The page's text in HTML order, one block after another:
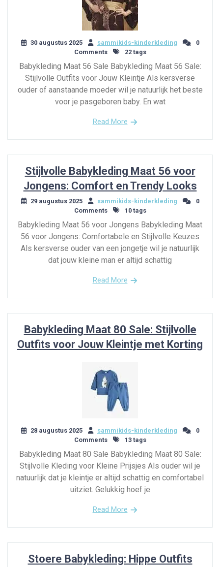
30 augustus 2025 sammikids-kinderkleding
0
Comments
22 tags
Babykleding Maat 56 Sale Babykleding Maat 56 Sale:
Stijlvolle Outfits voor Jouw Kleintje Als kersverse
ouder of aanstaande moeder wil je natuurlijk het beste
voor je pasgeboren baby. En wat
Read More
Stijlvolle Babykleding Maat 56 voor
Jongens: Comfort en Trendy Looks
29 augustus 2025 sammikids-kinderkleding
0
Comments
10 tags
Babykleding Maat 56 voor Jongens Babykleding Maat
56 voor Jongens: Comfortabele en Stijlvolle Keuzes
Als kersverse ouder van een jongetje wil je natuurlijk
dat jouw kleine man er altijd schattig
Read More
Babykleding Maat 80 Sale: Stijlvolle
Outfits voor Jouw Kleintje met Korting
28 augustus 2025 sammikids-kinderkleding
0
Comments
13 tags
Babykleding Maat 80 Sale Babykleding Maat 80 Sale:
Stijlvolle Kleding voor Kleine Prijsjes Als ouder wil je
natuurlijk dat je kleintje er altijd schattig en comfortabel
uitziet. Gelukkig hoef je
Read More
Stoere Babykleding: Hippe Outfits